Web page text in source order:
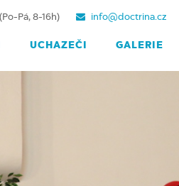
UCHAZEČI GALERIE
(Po-Pá, 8-16h) info@doctrina.cz